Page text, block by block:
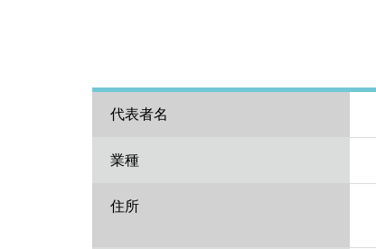
代表者名
業種
住所